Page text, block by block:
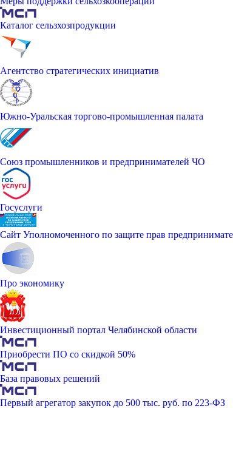
Каталог сельзхозпродукции
Агентство стратегических инициатив
Южно-Уральская торгово-промышленная палата
Союз промышленников и предпринимателей ЧО
Госуслуги
Сайт Уполномоченного по защите прав
Про экономику
Инвестиционный портал Челябинской области
Приобрести ПО со скидкой 50%
База правовых решений
Первый агрегатор закупок до 500 тыс. руб. по 223-ФЗ